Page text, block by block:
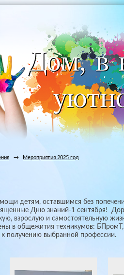
→ Мероприятия 2025 год
детям, оставшимся без
Дню знаний-1 сентября!
взрослую и самостоятельную
в общежития техникумов:
получению выбранной профессии.